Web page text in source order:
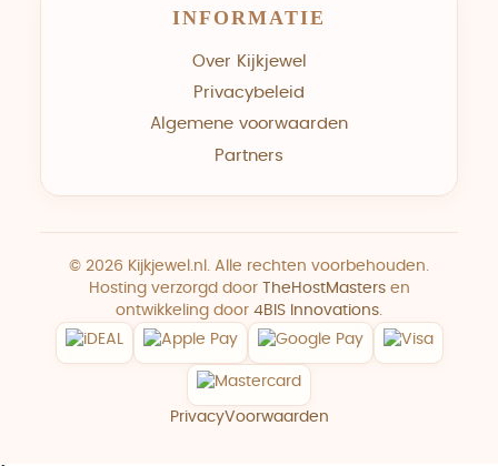
INFORMATIE
Over Kijkjewel
Privacybeleid
Algemene voorwaarden
Partners
© 2026 Kijkjewel.nl. Alle rechten voorbehouden.
Hosting verzorgd door TheHostMastersen
ontwikkeling door 4BIS Innovations.
PrivacyVoorwaarden